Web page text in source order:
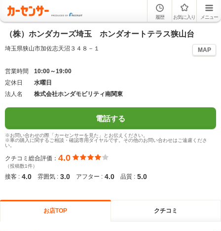
履歴 お気に入り メニュー
（株）ホンダカーズ埼玉 ホンダオートテラス狭山台
埼玉県狭山市加佐志天沼３４８－１ MAP
営業時間
10:00～19:00
定休日
水曜日
法人名
株式会社ホンダモビリティ南関東
電話する
※お問い合わせの際「カーセンサーを見た」とお伝えください。
※車の購入に関するご相談・確認専用ダイヤルです。その他のお問い合わせはご遠慮くださ
い。
クチコミ総合評価： 4.0
（投稿数1件）
接客 : 4.0 雰囲気 : 3.0 アフター : 4.0 品質 : 5.0
お店TOP クチコミ